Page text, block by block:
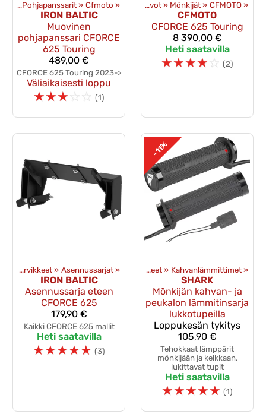
‪» Pohjapanssarit ‪» Cfmoto ‪»
IRON BALTIC
Muovinen
pohjapanssari CFORCE
625 Touring
489,00 €
CFORCE 625 Touring 2023->
Väliaikaisesti loppu
☆☆☆☆ ☆ (1)
Tuotteet ‪» Uudet ajoneuvot ‪» Mönkijät ‪» CFMOTO ‪»
CFMOTO
CFORCE 625 Touring
8 390,00 €
Heti saatavilla
☆☆☆☆☆ (2)
Puskulevyt ja tarvikkeet ‪» Asennussarjat ‪»
IRON BALTIC
Asennussarja eteen
CFORCE 625
179,90 €
Kaikki CFORCE 625 mallit
Heti saatavilla
☆☆☆☆☆ (3)
-11%
‪» Lisävarusteet ‪» Mönkijän lisävarusteet ‪» Kahvanlämmittimet ‪»
SHARK
Mönkijän kahvan- ja
peukalon lämmitinsarja
lukkotupeilla
Loppukesän tykitys
105,90 €
Tehokkaat lämppärit
mönkijään ja kelkkaan,
lukittavat tupit
Heti saatavilla
☆☆☆☆☆ (1)